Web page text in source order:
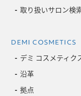
取り扱いサロン検
DEMI COSMETICS
デミ コスメティク
沿革
拠点